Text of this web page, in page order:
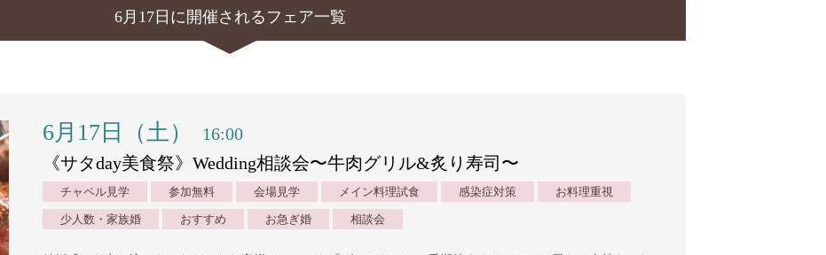
6月17日に開催されるフェア一覧
6月17日（土）
16:00
《サタday美食祭》Wedding相談会〜牛肉グリル&炙り寿司〜
チャペル見学 参加無料 会場見学 メイン料理試食 感染症対策 お料理重視
少人数・家族婚 おすすめ お急ぎ婚 相談会